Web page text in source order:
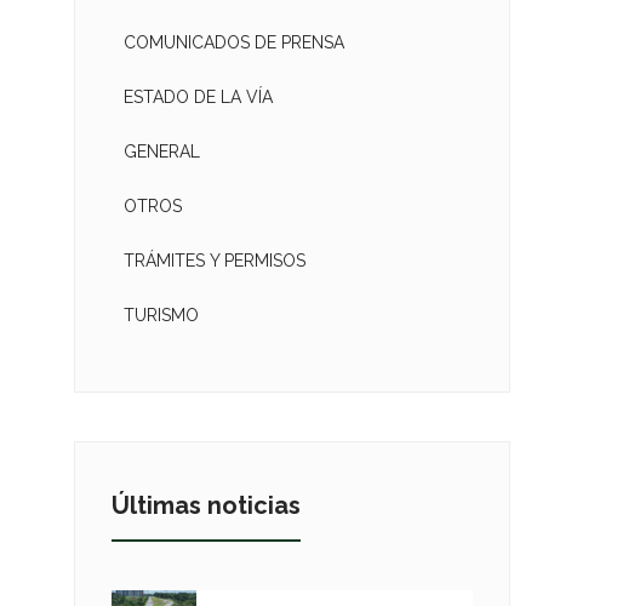
COMUNICADOS DE PRENSA
ESTADO DE LA VÍA
GENERAL
OTROS
TRÁMITES Y PERMISOS
TURISMO
Últimas noticias